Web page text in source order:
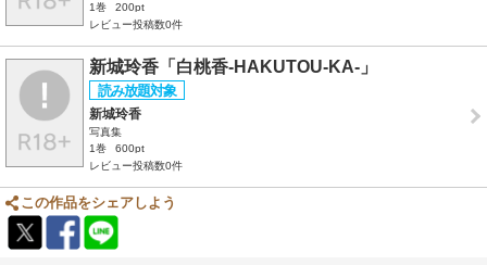
1巻
200pt
レビュー投稿数0件
新城玲香「白桃香‐HAKUTOU-KA‐」
新城玲香
写真集
1巻
600pt
レビュー投稿数0件
この作品をシェアしよう